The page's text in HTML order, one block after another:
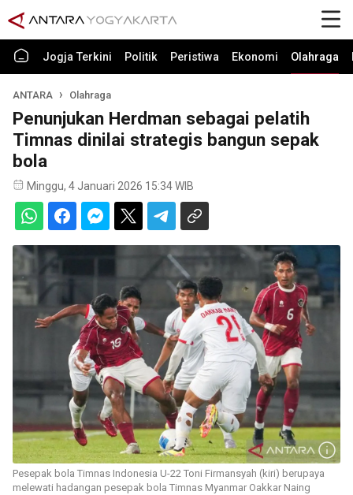
Jogja Terkini Politik Peristiwa Ekonomi Olahraga
ANTARA Olahraga
Penunjukan Herdman sebagai pelatih
Timnas dinilai strategis bangun sepak
bola
Minggu, 4 Januari 2026 15:34 WIB
Pesepak bola Timnas Indonesia U-22 Toni Firmansyah (kiri) berupaya
melewati hadangan pesepak bola Timnas Myanmar Oakkar Naing